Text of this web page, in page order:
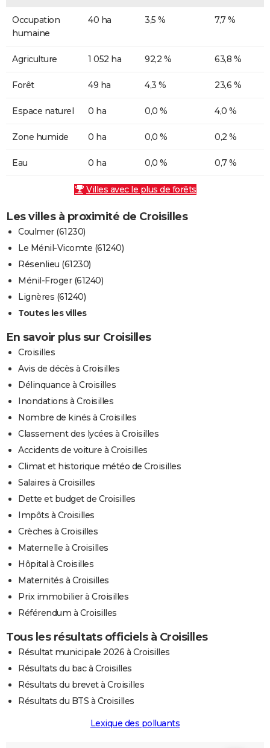
Occupation
humaine
40 ha 3,5 % 7,7 %
Agriculture 1 052 ha 92,2 % 63,8 %
Forêt 49 ha 4,3 % 23,6 %
Espace naturel 0 ha 0,0 % 4,0 %
Zone humide 0 ha 0,0 % 0,2 %
Eau 0 ha 0,0 % 0,7 %
Villes avec le plus de forêts
Les villes à proximité de Croisilles
Coulmer (61230)
Le Ménil-Vicomte (61240)
Résenlieu (61230)
Ménil-Froger (61240)
Lignères (61240)
Toutes les villes
En savoir plus sur Croisilles
Croisilles
Avis de décès à Croisilles
Délinquance à Croisilles
Inondations à Croisilles
Nombre de kinés à Croisilles
Classement des lycées à Croisilles
Accidents de voiture à Croisilles
Climat et historique météo de Croisilles
Salaires à Croisilles
Dette et budget de Croisilles
Impôts à Croisilles
Crèches à Croisilles
Maternelle à Croisilles
Hôpital à Croisilles
Maternités à Croisilles
Prix immobilier à Croisilles
Référendum à Croisilles
Tous les résultats officiels à Croisilles
Résultat municipale 2026 à Croisilles
Résultats du bac à Croisilles
Résultats du brevet à Croisilles
Résultats du BTS à Croisilles
Lexique des polluants